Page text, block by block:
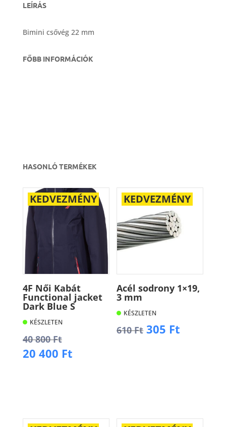
LEÍRÁS
Bimini csővég 22 mm
FŐBB INFORMÁCIÓK
HASONLÓ TERMÉKEK
KEDVEZMÉNY
4F Női Kabát
Functional jacket
Dark Blue S
KÉSZLETEN
40 800FtOriginal
price
20 400 FtCurrent
KEDVEZMÉNY
Acél sodrony 1×19,
3 mm
KÉSZLETEN
610Ft Original
305 Ft